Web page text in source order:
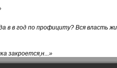
в год по профициту? Вся власть
закроется,н...»